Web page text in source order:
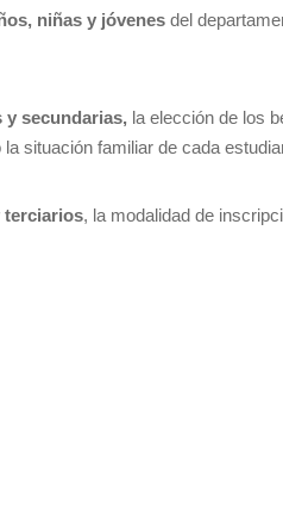
niñas y jóvenes del
y secundarias, la elección de los
situación familiar de cada
terciarios, la modalidad de